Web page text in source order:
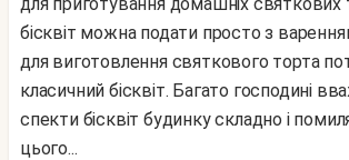
бісквіт можна подати просто з
для виготовлення святкового торта
класичний бісквіт. Багато господині
спекти бісквіт будинку складно і
цього...